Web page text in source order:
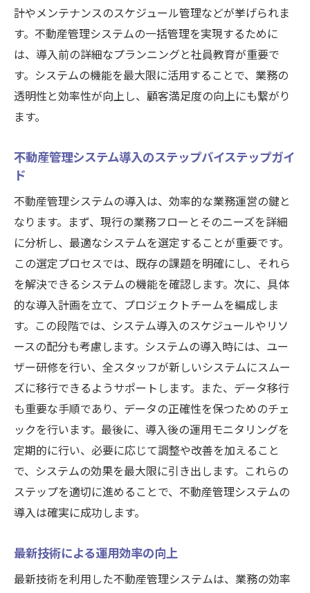
情報漏洩防止のためのベストプラクティス
最新システムによるセキュリティ対策
セキュリティと効率化のバランス
不動産管理システムの導入で物件管理の煩雑さ
ム導入
導入の成功事例
物件管理の効率化とその利点
成功への道筋とそのステップ
クラウド技術を活用した不動産管理システムで
リアルタイム情報共有
クラウド技術の基本とその利点
リアルタイム情報共有の重要性
クラウド技術の活用事例
リアルタイム情報共有の実現方法
クラウド技術がもたらす変革
情報共有の未来とその可能性
不動産管理システムの自動化機能で入居者情報
管理が簡単に
自動化機能の具体例とその効果
入居者情報管理の簡素化方法
計やメンテナンスのスケジュール管理などが挙げられま
す。不動産管理システムの一括管理を実現するために
は、導入前の詳細なプランニングと社員教育が重要で
す。システムの機能を最大限に活用することで、業務の
透明性と効率性が向上し、顧客満足度の向上にも繋がり
ます。
不動産管理システム導入のステップバイステップガイ
ド
不動産管理システムの導入は、効率的な業務運営の鍵と
なります。まず、現行の業務フローとそのニーズを詳細
に分析し、最適なシステムを選定することが重要です。
この選定プロセスでは、既存の課題を明確にし、それら
を解決できるシステムの機能を確認します。次に、具体
的な導入計画を立て、プロジェクトチームを編成しま
す。この段階では、システム導入のスケジュールやリソ
ースの配分も考慮します。システムの導入時には、ユー
ザー研修を行い、全スタッフが新しいシステムにスムー
ズに移行できるようサポートします。また、データ移行
も重要な手順であり、データの正確性を保つためのチェ
ックを行います。最後に、導入後の運用モニタリングを
定期的に行い、必要に応じて調整や改善を加えること
で、システムの効果を最大限に引き出します。これらの
ステップを適切に進めることで、不動産管理システムの
導入は確実に成功します。
最新技術による運用効率の向上
最新技術を利用した不動産管理システムは、業務の効率